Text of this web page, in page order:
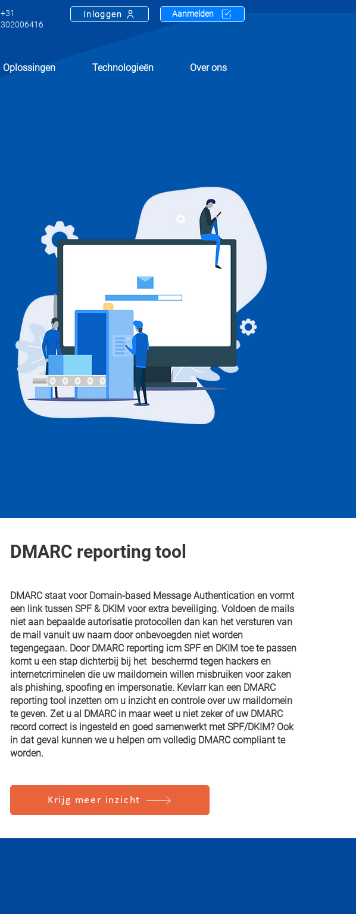
+31
302006416
Inloggen Aanmelden
Oplossingen Technologieën Over ons
DMARC reporting tool
DMARC staat voor Domain-based Message Authentication en vormt
een link tussen SPF & DKIM voor extra beveiliging. Voldoen de mails
niet aan bepaalde autorisatie protocollen dan kan het versturen van
de mail vanuit uw naam door onbevoegden niet worden
tegengegaan. Door DMARC reporting icm SPF en DKIM toe te passen
komt u een stap dichterbij bij het beschermd tegen hackers en
internetcriminelen die uw maildomein willen misbruiken voor zaken
als phishing, spoofing en impersonatie. Kevlarr kan een DMARC
reporting tool inzetten om u inzicht en controle over uw maildomein
te geven. Zet u al DMARC in maar weet u niet zeker of uw DMARC
record correct is ingesteld en goed samenwerkt met SPF/DKIM? Ook
in dat geval kunnen we u helpen om volledig DMARC compliant te
worden.
Krijg meer inzicht